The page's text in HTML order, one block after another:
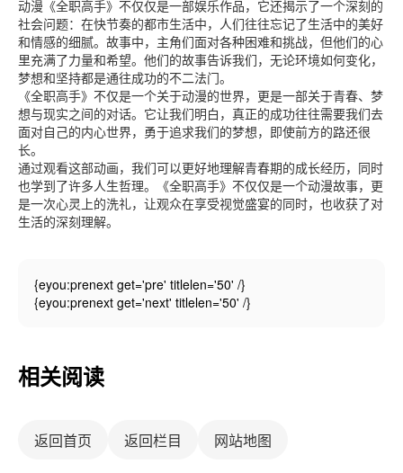
动漫《全职高手》不仅仅是一部娱乐作品，它还揭示了一个深刻的
社会问题：在快节奏的都市生活中，人们往往忘记了生活中的美好
和情感的细腻。故事中，主角们面对各种困难和挑战，但他们的心
里充满了力量和希望。他们的故事告诉我们，无论环境如何变化，
梦想和坚持都是通往成功的不二法门。
《全职高手》不仅是一个关于动漫的世界，更是一部关于青春、梦
想与现实之间的对话。它让我们明白，真正的成功往往需要我们去
面对自己的内心世界，勇于追求我们的梦想，即使前方的路还很
长。
通过观看这部动画，我们可以更好地理解青春期的成长经历，同时
也学到了许多人生哲理。《全职高手》不仅仅是一个动漫故事，更
是一次心灵上的洗礼，让观众在享受视觉盛宴的同时，也收获了对
生活的深刻理解。
{eyou:prenext get='pre' titlelen='50' /}
{eyou:prenext get='next' titlelen='50' /}
相关阅读
返回首页 返回栏目 网站地图